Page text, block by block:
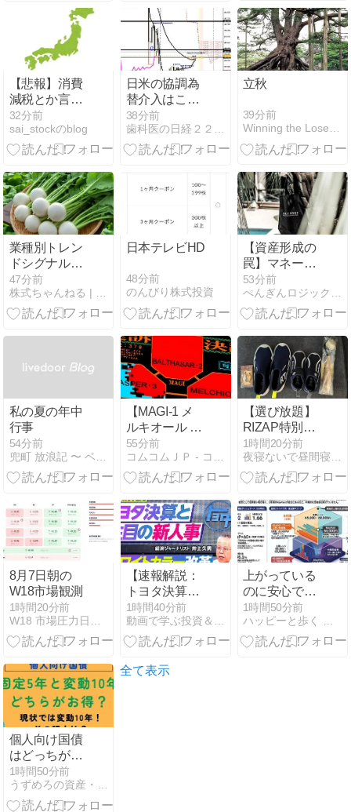
【悲報】消費
減税とか言う
対した効果も
ないもので日
本経済破滅へ
32分前
sai_stockのblog
日米の協調為
替介入はこの
程度か？
38分前
歯科医の日経２２５オプション
立秋
39分前
Winning the Loser's Game
業種別トレン
ドシグナル
［2026年8月6
日］
47分前
株式ちゃんねる | 株式投資に役立つ情報をお届け♪
日本テレビHD
48分前
のんびり株式投資
【資産形成の
罠】マネーリ
テラシーを高
めてETFと不
動産投資で勝
意
53分前
ぺんぎんロジックFP講座
私の夏の年中
行事
54分前
兜町 放浪記 〜 ベテラン投資家向け 株式情報ブログ
【MAGI-1 メ
ルキオール vs
現代AI】“合理
判断AIは暴走
するのか？”科
AIガバナンス
の違いを解説
する
55分前
コムコムＪＰ - コムコムJP
【選び放題】
RIZAP特別優
待券
1時間20分前
夜寝ないで昼間寝て築く資産
8月7日朝の
W18市場観測
1時間20分前
W18 市場圧力日記｜世界市場の圧力を読む観測メモ
【速報解説：
トヨタ決算と
注目の新人
事】ハリブリ
ッド好調／円
とって本当に
1時間40分前
動画で学ぶ投資＆経済学
上がっている
のに安心でき
ない『解消相
場』の真相
1時間50分前
ハッピーと歩く 株と先物・オプションの道
個人向け国債
はどっちが
得？固定5年
が2％超えで
も「変動10
1時間50分前
うずめろの資産・投資・家計を公開して分析するブログ
全て表示